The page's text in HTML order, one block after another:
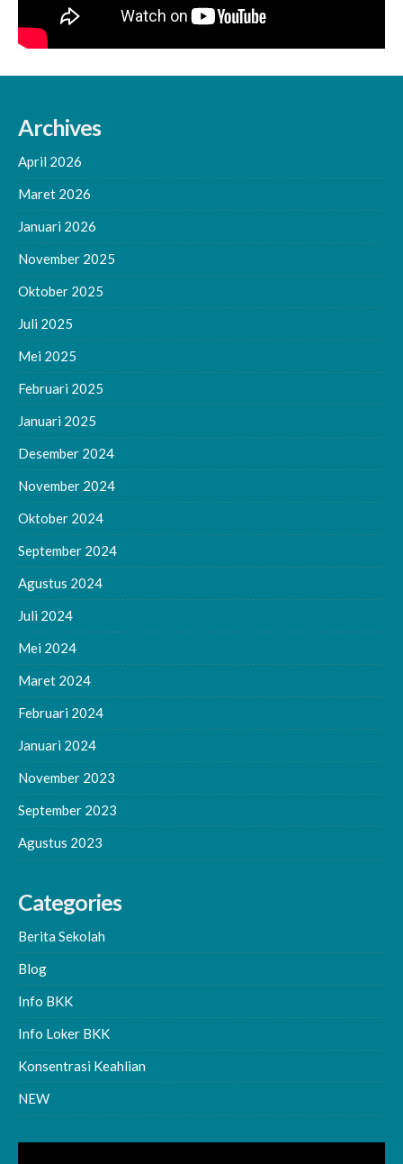
Archives
April 2026
Maret 2026
Januari 2026
November 2025
Oktober 2025
Juli 2025
Mei 2025
Februari 2025
Januari 2025
Desember 2024
November 2024
Oktober 2024
September 2024
Agustus 2024
Juli 2024
Mei 2024
Maret 2024
Februari 2024
Januari 2024
November 2023
September 2023
Agustus 2023
Categories
Berita Sekolah
Blog
Info BKK
Info Loker BKK
Konsentrasi Keahlian
NEW